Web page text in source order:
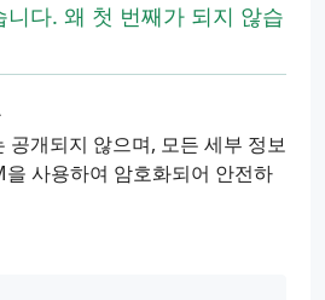
다. 왜 첫 번째가 되지 않습
공개되지 않으며, 모든 세부 정보
을 사용하여 암호화되어 안전하